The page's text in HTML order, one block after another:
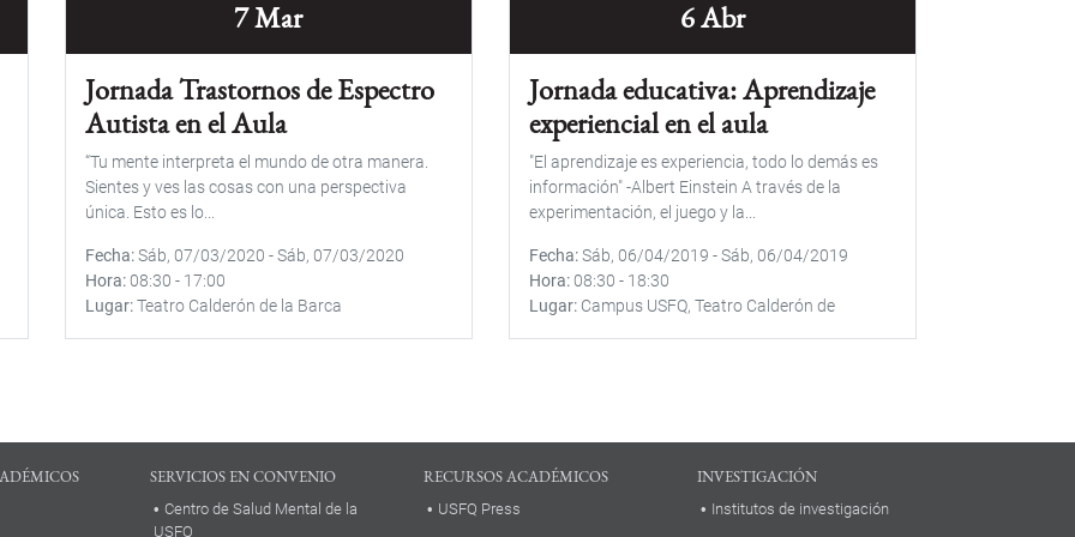
7 Mar
Jornada Trastornos de Espectro
Autista en el Aula
“Tu mente interpreta el mundo de otra manera.
Sientes y ves las cosas con una perspectiva
única. Esto es lo...
Fecha Sáb, 07/03/2020 -Sáb, 07/03/2020
Hora 08:30 - 17:00
Lugar Teatro Calderón de la Barca
6 Abr
Jornada educativa: Aprendizaje
experiencial en el aula
"El aprendizaje es experiencia, todo lo demás es
información" -Albert Einstein A través de la
experimentación, el juego y la...
Fecha Sáb, 06/04/2019 -Sáb, 06/04/2019
Hora 08:30 - 18:30
Lugar Campus USFQ, Teatro Calderón de
SERVICIOS EN CONVENIO
Centro de Salud Mental de la
USFQ
RECURSOS ACADÉMICOS
USFQ Press
INVESTIGACIÓN
Institutos de investigación